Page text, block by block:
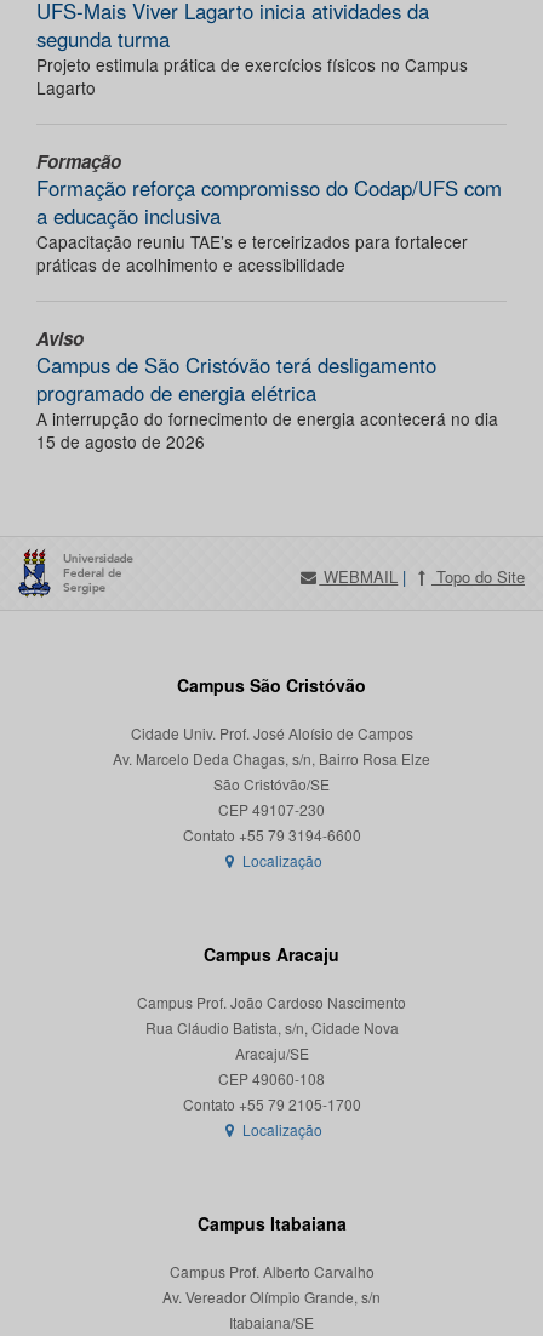
UFS-Mais Viver Lagarto inicia atividades da
segunda turma
Projeto estimula prática de exercícios físicos no Campus
Lagarto
Formação
Formação reforça compromisso do Codap/UFS com
a educação inclusiva
Capacitação reuniu TAE’s e terceirizados para fortalecer
práticas de acolhimento e acessibilidade
Aviso
Campus de São Cristóvão terá desligamento
programado de energia elétrica
A interrupção do fornecimento de energia acontecerá no dia
15 de agosto de 2026
WEBMAIL | Topo do Site
Campus São Cristóvão
Cidade Univ. Prof. José Aloísio de Campos
Av. Marcelo Deda Chagas, s/n, Bairro Rosa Elze
São Cristóvão/SE
CEP 49107-230
Localização
Campus Aracaju
Campus Prof. João Cardoso Nascimento
Rua Cláudio Batista, s/n, Cidade Nova
Aracaju/SE
CEP 49060-108
Localização
Campus Itabaiana
Campus Prof. Alberto Carvalho
Av. Vereador Olímpio Grande, s/n
Itabaiana/SE